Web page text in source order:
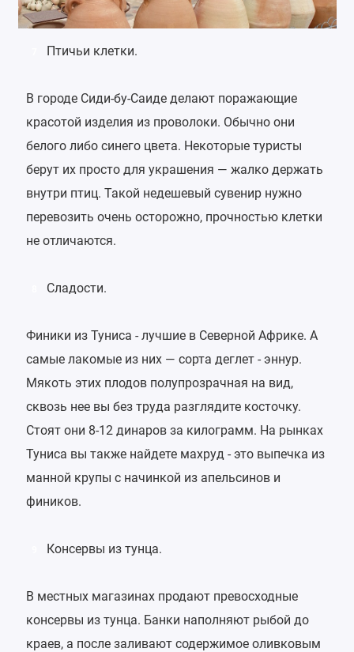
Птичьи клетки.
В городе Сиди-бу-Саиде делают поражающие
красотой изделия из проволоки. Обычно они
белого либо синего цвета. Некоторые туристы
берут их просто для украшения — жалко держать
внутри птиц. Такой недешевый сувенир нужно
перевозить очень осторожно, прочностью клетки
не отличаются.
Сладости.
Финики из Туниса - лучшие в Северной Африке. А
самые лакомые из них — сорта деглет - эннур.
Мякоть этих плодов полупрозрачная на вид,
сквозь нее вы без труда разглядите косточку.
Стоят они 8-12 динаров за килограмм. На рынках
Туниса вы также найдете махруд - это выпечка из
манной крупы с начинкой из апельсинов и
фиников.
Консервы из тунца.
В местных магазинах продают превосходные
консервы из тунца. Банки наполняют рыбой до
краев, а после заливают содержимое оливковым